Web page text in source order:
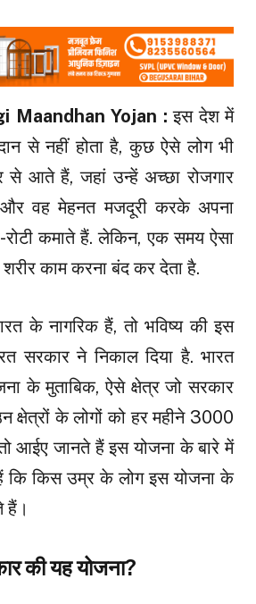
Maandhan Yojan :इस देश में
से नहीं होता है, कुछ ऐसे लोग भी
से आते हैं, जहां उन्हें अच्छा रोजगार
और वह मेहनत मजदूरी करके अपना
रोटी कमाते हैं. लेकिन, एक समय ऐसा
काम करना बंद कर देता है.
के नागरिक हैं, तो भविष्य की इस
सरकार ने निकाल दिया है. भारत
के मुताबिक, ऐसे क्षेत्र जो सरकार
के लोगों को हर महीने ₹3000
तो आईए जानते हैं इस योजना के बारे में
कि किस उम्र के लोग इस योजना के
हैं।
की यह योजना?